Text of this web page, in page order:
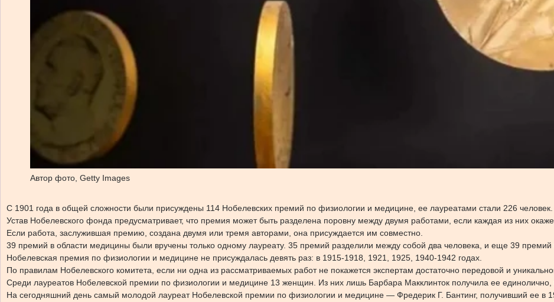
Автор фото, Getty Images
С 1901 года в общей сложности были присуждены 114 Нобелевских премий по физиологии и медицине, ее лауреатами стали 226 человек.
Устав Нобелевского фонда предусматривает, что премия может быть разделена поровну между двумя работами, если каждая из них
Если работа, заслужившая премию, создана двумя или тремя авторами, она присуждается им совместно.
39 премий в области медицины были вручены только одному лауреату. 35 премий разделили между собой два человека, и еще 39
Нобелевская премия по физиологии и медицине не присуждалась девять раз: в 1915-1918, 1921, 1925, 1940-1942 годах.
По правилам Нобелевского комитета, если ни одна из рассматриваемых работ не покажется экспертам достаточно передовой и
Среди лауреатов Нобелевской премии по физиологии и медицине 13 женщин. Из них лишь Барбара Макклинток получила ее единолично,
На сегодняшний день самый молодой лауреат Нобелевской премии по физиологии и медицине — Фредерик Г. Бантинг, получивший ее в